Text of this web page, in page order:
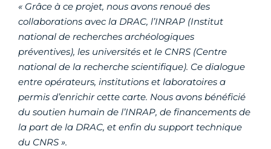
« Grâce à ce projet, nous avons renoué des
collaborations avec la DRAC, l’INRAP (Institut
national de recherches archéologiques
préventives), les universités et le CNRS (Centre
national de la recherche scientifique). Ce dialogue
entre opérateurs, institutions et laboratoires a
permis d’enrichir cette carte. Nous avons bénéficié
du soutien humain de l’INRAP, de financements de
la part de la DRAC, et enfin du support technique
du CNRS ».